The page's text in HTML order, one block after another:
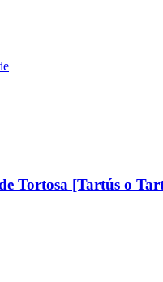
Tortosa [Tartús o